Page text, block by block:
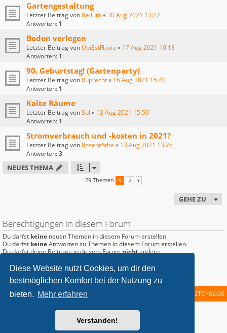
Diese Website nutzt Cookies, um dir den
bestmöglichen Komfort bei der Nutzung zu
bieten. Mehr erfahren
Verstanden!
Gartengestaltung
Letzter Beitrag von Bellum«30 Aug 2021 13:22
Antworten: 1
Boden verlegen
Letzter Beitrag von UbiEstFlavia « 17 Aug 2021 10:18
Antworten: 1
90. Geburtstag! (Gartenparty)
Letzter Beitrag von Ruprecht« 16 Aug 2021 15:40
Antworten: 1
Kalte Räume
Letzter Beitrag vonSol « 13 Aug 2021 15:50
Antworten: 1
Stromverbrauch und -kosten in 2021?
Letzter Beitrag von Rosenröthe « 13 Aug 2021 13:25
Antworten:3
NEUES THEMA
29 Themen 1 2
GEHE ZU
Berechtigungen in diesem Forum
Du darfst keine neuen Themen in diesem Forum erstellen.
Du darfst keineAntworten zu Themen in diesem Forum erstellen.
Du darfst deine Beiträge in diesem Forumnichtändern.
Du darfstkeineDateianhänge in diesem Forum erstellen.
Startseite Foren-Übersicht UTC+02:00
metrolike style byEric SeguinUpdated for phpBB3.2 by
Powered byphpBB® Forum Software © phpBB Limited
Deutsche Übersetzung durchphpBB.de